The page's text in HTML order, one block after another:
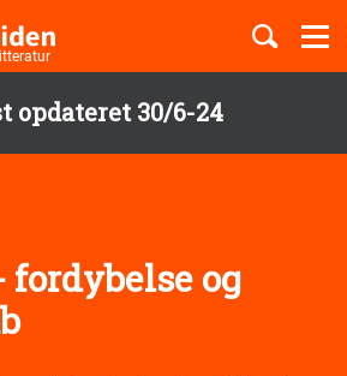
opdateret 30/6-24
Børnebøger
Temaer
og